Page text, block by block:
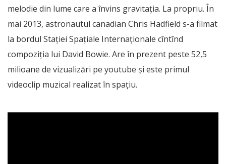
melodie din lume care a învins gravitația. La propriu. În
mai 2013, astronautul canadian Chris Hadfield s-a filmat
la bordul Stației Spațiale Internaționale cîntînd
compoziția lui David Bowie. Are în prezent peste 52,5
milioane de vizualizări pe youtube și este primul
videoclip muzical realizat în spațiu.